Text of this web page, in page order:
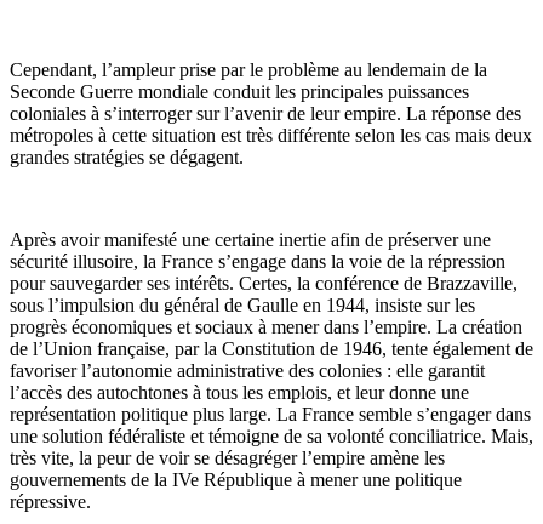
Cependant, l’ampleur prise par le problème au lendemain de la
Seconde Guerre mondiale conduit les principales puissances
coloniales à s’interroger sur l’avenir de leur empire. La réponse des
métropoles à cette situation est très différente selon les cas mais deux
grandes stratégies se dégagent.
Après avoir manifesté une certaine inertie afin de préserver une
sécurité illusoire, la France s’engage dans la voie de la répression
pour sauvegarder ses intérêts. Certes, la conférence de Brazzaville,
sous l’impulsion du général de Gaulle en 1944, insiste sur les
progrès économiques et sociaux à mener dans l’empire. La création
de l’Union française, par la Constitution de 1946, tente également de
favoriser l’autonomie administrative des colonies : elle garantit
l’accès des autochtones à tous les emplois, et leur donne une
représentation politique plus large. La France semble s’engager dans
une solution fédéraliste et témoigne de sa volonté conciliatrice. Mais,
très vite, la peur de voir se désagréger l’empire amène les
gouvernements de la IVe République à mener une politique
répressive.